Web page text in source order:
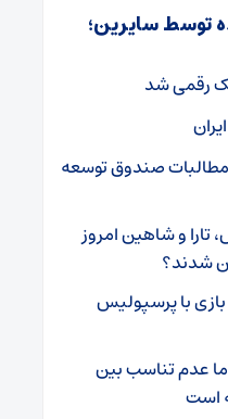
توسط سایرین؛
مطالبات صندوق توسعه
دنا پلاس، تارا و شاهین امروز
شدند؟
با پرسپولیس
عدم تناسب بین
است